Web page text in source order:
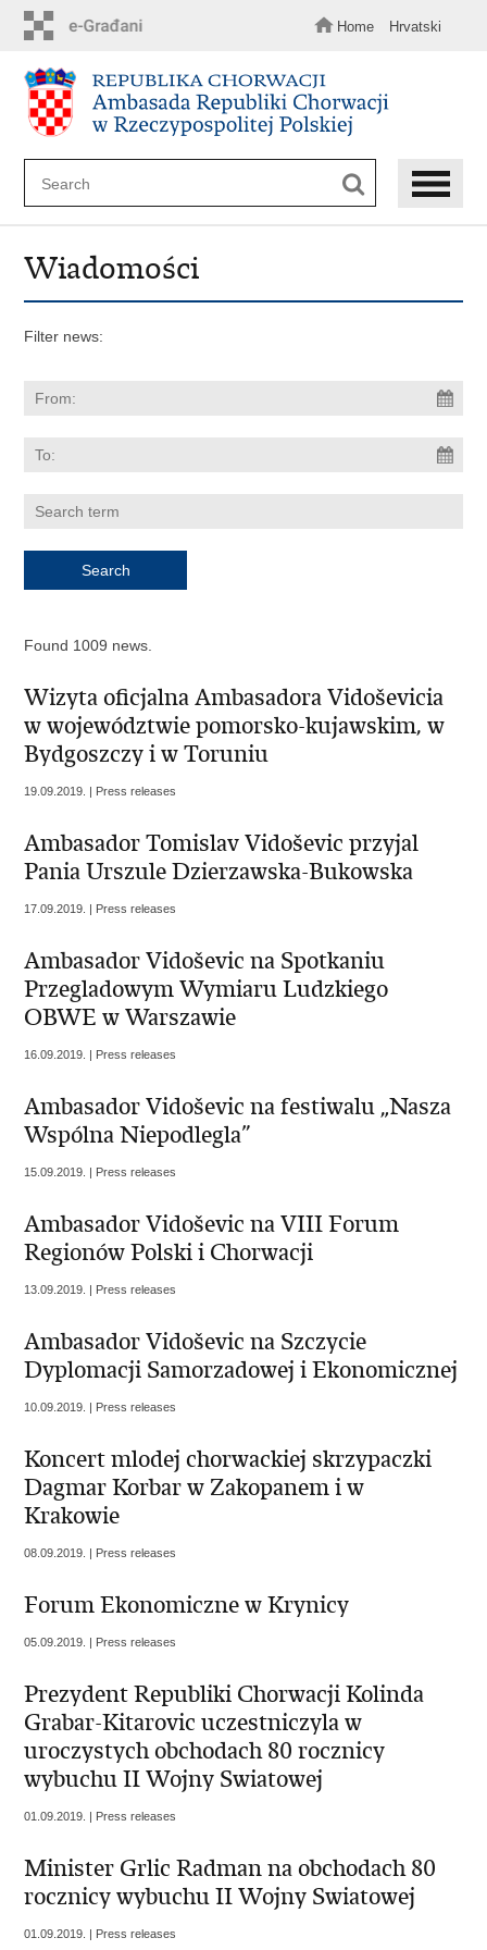
content
Home Hrvatski
Wiadomości
Filter news:
Found 1009 news.
Wizyta oficjalna Ambasadora Vidoševicia
w województwie pomorsko-kujawskim, w
Bydgoszczy i w Toruniu
19.09.2019. | Press releases
Ambasador Tomislav Vidoševic przyjal
Pania Urszule Dzierzawska-Bukowska
17.09.2019. | Press releases
Ambasador Vidoševic na Spotkaniu
Przegladowym Wymiaru Ludzkiego
OBWE w Warszawie
16.09.2019. | Press releases
Ambasador Vidoševic na festiwalu „Nasza
Wspólna Niepodlegla”
15.09.2019. | Press releases
Ambasador Vidoševic na VIII Forum
Regionów Polski i Chorwacji
13.09.2019. | Press releases
Ambasador Vidoševic na Szczycie
Dyplomacji Samorzadowej i Ekonomicznej
10.09.2019. | Press releases
Koncert mlodej chorwackiej skrzypaczki
Dagmar Korbar w Zakopanem i w
Krakowie
08.09.2019. | Press releases
Forum Ekonomiczne w Krynicy
05.09.2019. | Press releases
Prezydent Republiki Chorwacji Kolinda
Grabar-Kitarovic uczestniczyla w
uroczystych obchodach 80 rocznicy
wybuchu II Wojny Swiatowej
01.09.2019. | Press releases
Minister Grlic Radman na obchodach 80
rocznicy wybuchu II Wojny Swiatowej
01.09.2019. | Press releases